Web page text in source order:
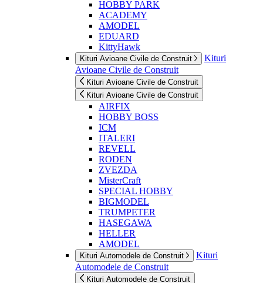
HOBBY PARK
ACADEMY
AMODEL
EDUARD
KittyHawk
Kituri Avioane Civile de Construit
Kituri
Avioane Civile de Construit
Kituri Avioane Civile de Construit
Kituri Avioane Civile de Construit
AIRFIX
HOBBY BOSS
ICM
ITALERI
REVELL
RODEN
ZVEZDA
MisterCraft
SPECIAL HOBBY
BIGMODEL
TRUMPETER
HASEGAWA
HELLER
AMODEL
Kituri Automodele de Construit
Kituri
Automodele de Construit
Kituri Automodele de Construit